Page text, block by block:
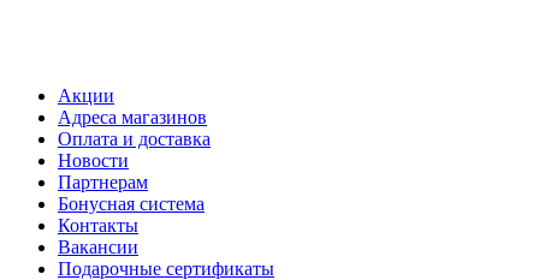
Акции
Адреса магазинов
Оплата и доставка
Новости
Партнерам
Бонусная система
Контакты
Вакансии
Подарочные сертификаты